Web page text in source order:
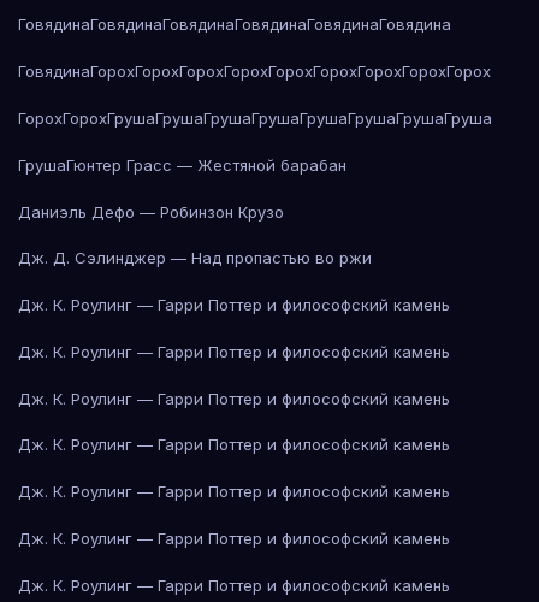
ГовядинаГовядинаГовядинаГовядинаГовядинаГовядина
ГовядинаГорохГорохГорохГорохГорохГорохГорохГорохГорох
ГорохГорохГрушаГрушаГрушаГрушаГрушаГрушаГрушаГруша
ГрушаГюнтер Грасс — Жестяной барабан
Даниэль Дефо — Робинзон Крузо
Дж. Д. Сэлинджер — Над пропастью во ржи
Дж. К. Роулинг — Гарри Поттер и философский камень
Дж. К. Роулинг — Гарри Поттер и философский камень
Дж. К. Роулинг — Гарри Поттер и философский камень
Дж. К. Роулинг — Гарри Поттер и философский камень
Дж. К. Роулинг — Гарри Поттер и философский камень
Дж. К. Роулинг — Гарри Поттер и философский камень
Дж. К. Роулинг — Гарри Поттер и философский камень